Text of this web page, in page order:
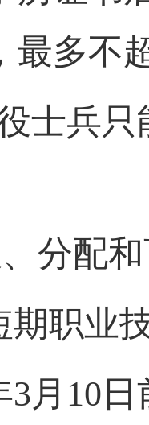
最多不
士兵只
分配
期职业
3月10